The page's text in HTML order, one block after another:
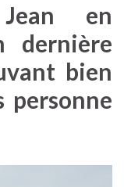
en
dernière
bien
personne